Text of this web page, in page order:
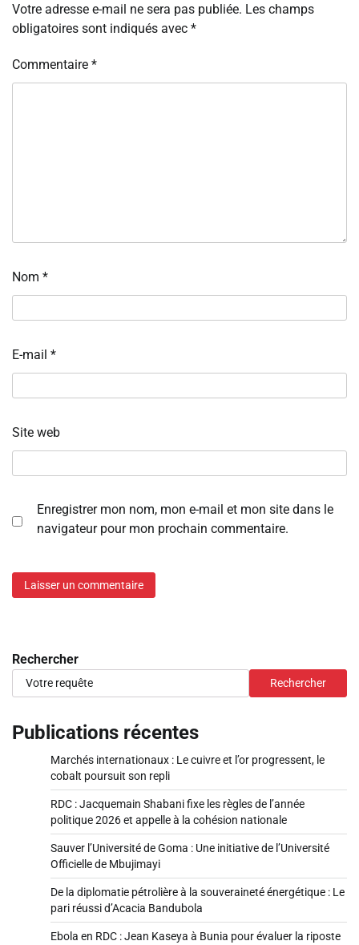
Votre adresse e-mail ne sera pas publiée. Les champs
obligatoires sont indiqués avec *
Commentaire *
Nom *
E-mail *
Site web
Enregistrer mon nom, mon e-mail et mon site dans le
navigateur pour mon prochain commentaire.
Rechercher
Rechercher
Publications récentes
Marchés internationaux : Le cuivre et l’or progressent, le
cobalt poursuit son repli
RDC : Jacquemain Shabani fixe les règles de l’année
politique 2026 et appelle à la cohésion nationale
Sauver l’Université de Goma : Une initiative de l’Université
Officielle de Mbujimayi
De la diplomatie pétrolière à la souveraineté énergétique : Le
pari réussi d’Acacia Bandubola
Ebola en RDC : Jean Kaseya à Bunia pour évaluer la riposte